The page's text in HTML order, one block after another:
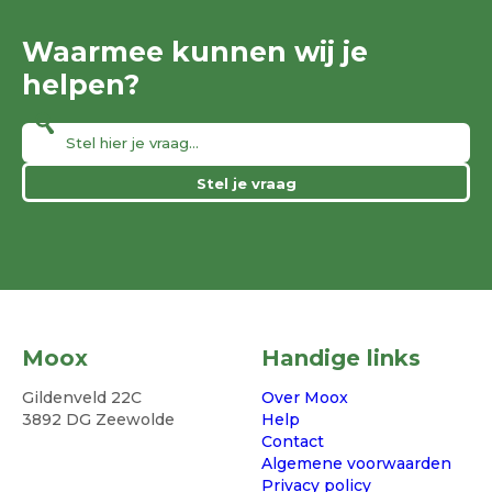
Waarmee kunnen wij je
helpen?
Stel je vraag
Moox
Gildenveld 22C
3892 DG Zeewolde
Handige links
Over Moox
Help
Contact
Algemene voorwaarden
Privacy policy